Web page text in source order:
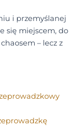
i przemyślanej
się miejscem, do
– lecz z